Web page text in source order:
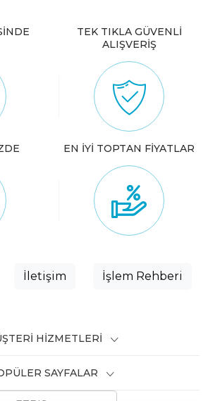
TEK TIKLA GÜVENLİ
ALIŞVERİŞ
EN İYİ TOPTAN FİYATLAR
İletişim İşlem Rehberi
HIZMETLERI
SAYFALAR